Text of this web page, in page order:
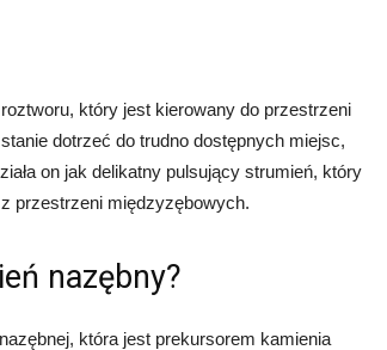
który jest kierowany do przestrzeni
dotrzeć do trudno dostępnych miejsc,
on jak delikatny pulsujący strumień, który
przestrzeni międzyzębowych.
nazębny?
która jest prekursorem kamienia